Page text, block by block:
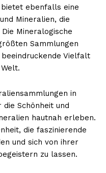
ebenfalls eine
Mineralien, die
Mineralogische
Sammlungen
Vielfalt
in
die Schönheit und
hautnah erleben.
die faszinierende
und sich von ihrer
zu lassen.